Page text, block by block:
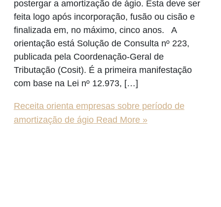
postergar a amortização de ágio. Esta deve ser
feita logo após incorporação, fusão ou cisão e
finalizada em, no máximo, cinco anos. A
orientação está Solução de Consulta nº 223,
publicada pela Coordenação-Geral de
Tributação (Cosit). É a primeira manifestação
com base na Lei nº 12.973, […]
Receita orienta empresas sobre período de
amortização de ágioRead More »